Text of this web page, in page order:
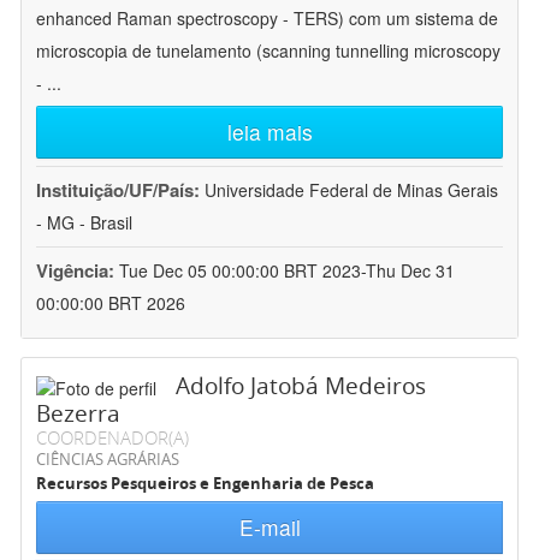
enhanced Raman spectroscopy - TERS) com um sistema de
microscopia de tunelamento (scanning tunnelling microscopy
- ...
leia mais
Instituição/UF/País: Universidade Federal de Minas Gerais
- MG - Brasil
Vigência: Tue Dec 05 00:00:00 BRT 2023-Thu Dec 31
00:00:00 BRT 2026
Adolfo Jatobá Medeiros
Bezerra
COORDENADOR(A)
CIÊNCIAS AGRÁRIAS
Recursos Pesqueiros e Engenharia de Pesca
E-mail